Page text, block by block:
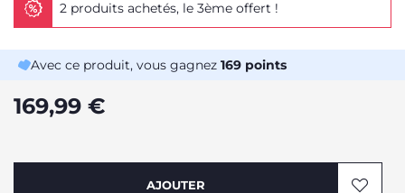
2 produits achetés, le 3ème offert !
Avec ce produit, vous gagnez 169 points
169,99 €
AJOUTER